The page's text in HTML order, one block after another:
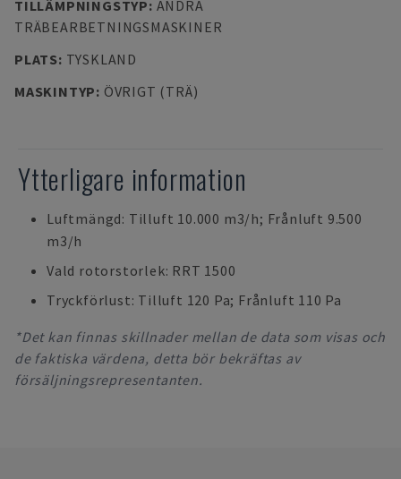
TILLÄMPNINGSTYP: ANDRA
TRÄBEARBETNINGSMASKINER
PLATS: TYSKLAND
MASKINTYP: ÖVRIGT (TRÄ)
Ytterligare information
Luftmängd: Tilluft 10.000 m3/h; Frånluft 9.500
m3/h
Vald rotorstorlek: RRT 1500
Tryckförlust: Tilluft 120 Pa; Frånluft 110 Pa
*Det kan finnas skillnader mellan de data som visas och
de faktiska värdena, detta bör bekräftas av
försäljningsrepresentanten.